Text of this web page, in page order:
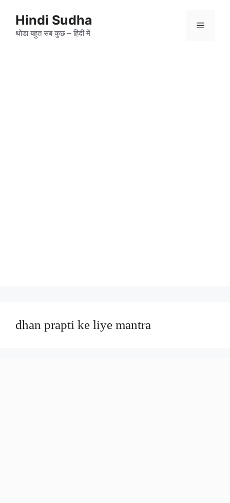
contentHindi Sudha
थोडा बहुत सब कुछ – हिंदी में
Menu
dhan prapti ke liye mantra